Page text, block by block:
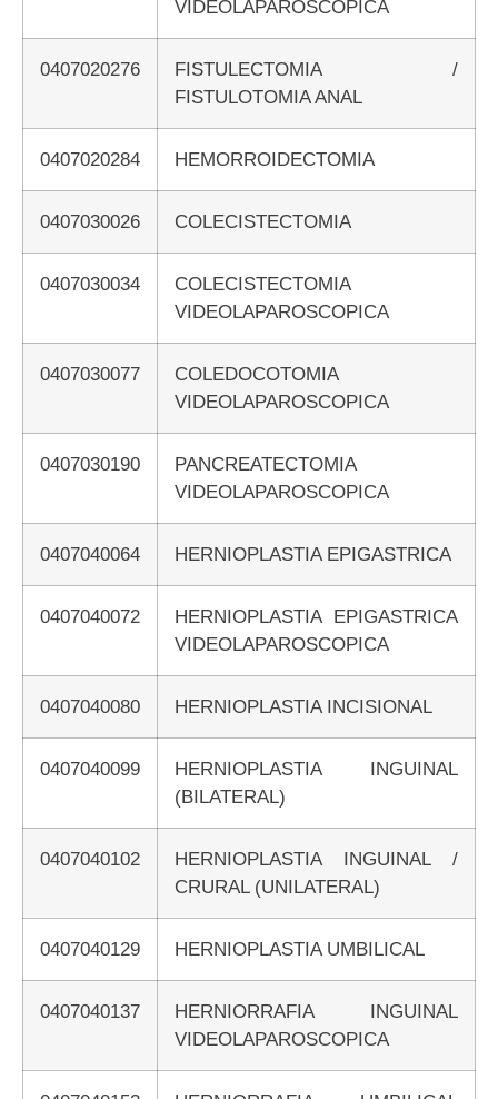
VIDEOLAPAROSCOPICA
0407020276
FISTULECTOMIA /
FISTULOTOMIA ANAL
0407020284 HEMORROIDECTOMIA
0407030026 COLECISTECTOMIA
0407030034
COLECISTECTOMIA
VIDEOLAPAROSCOPICA
0407030077
COLEDOCOTOMIA
VIDEOLAPAROSCOPICA
0407030190
PANCREATECTOMIA
VIDEOLAPAROSCOPICA
0407040064 HERNIOPLASTIA EPIGASTRICA
0407040072
HERNIOPLASTIA EPIGASTRICA
VIDEOLAPAROSCOPICA
0407040080 HERNIOPLASTIA INCISIONAL
0407040099
HERNIOPLASTIA INGUINAL
(BILATERAL)
0407040102
HERNIOPLASTIA INGUINAL /
CRURAL (UNILATERAL)
0407040129 HERNIOPLASTIA UMBILICAL
0407040137
HERNIORRAFIA INGUINAL
VIDEOLAPAROSCOPICA